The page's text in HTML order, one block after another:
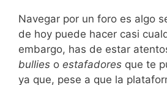
Navegar por un foro es algo
de hoy puede hacer casi
embargo, has de estar
bullies o estafadores que te
ya que, pese a que la